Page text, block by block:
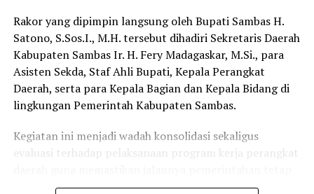
terbaik, tetapi juga memperkuat ukhuwah Islamiyah
serta menumbuhkan kecintaan masyarakat terhadap Al-
Qur’an. (Red)
Rakor yang dipimpin langsung oleh Bupati Sambas H.
Satono, S.Sos.I., M.H. tersebut dihadiri Sekretaris Daerah
Kabupaten Sambas Ir. H. Fery Madagaskar, M.Si., para
Asisten Sekda, Staf Ahli Bupati, Kepala Perangkat
Daerah, serta para Kepala Bagian dan Kepala Bidang di
lingkungan Pemerintah Kabupaten Sambas.
Kegiatan ini menjadi wadah konsolidasi sekaligus
evaluasi terhadap pelaksanaan program kerja perangkat
selaras dengan target pembangunan daerah.